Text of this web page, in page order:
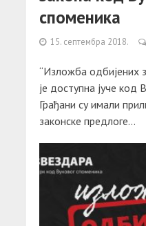
споменика
15. септембра 2018.
“Изложба одбијених
је доступна јуче код
Грађани су имали
законске предлоге...